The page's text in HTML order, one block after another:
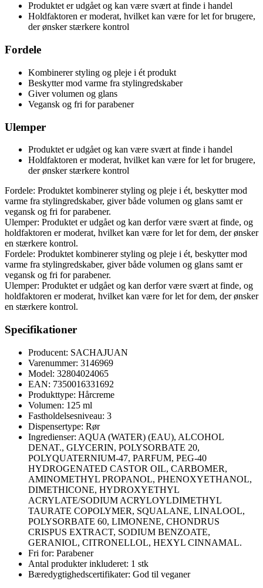
Produktet er udgået og kan være svært at finde i handel
Holdfaktoren er moderat, hvilket kan være for let for brugere,
der ønsker stærkere kontrol
Fordele
Kombinerer styling og pleje i ét produkt
Beskytter mod varme fra stylingredskaber
Giver volumen og glans
Vegansk og fri for parabener
Ulemper
Produktet er udgået og kan være svært at finde i handel
Holdfaktoren er moderat, hvilket kan være for let for brugere,
der ønsker stærkere kontrol
Fordele: Produktet kombinerer styling og pleje i ét, beskytter mod
varme fra stylingredskaber, giver både volumen og glans samt er
vegansk og fri for parabener.
Ulemper: Produktet er udgået og kan derfor være svært at finde, og
holdfaktoren er moderat, hvilket kan være for let for dem, der ønsker
en stærkere kontrol.
Fordele: Produktet kombinerer styling og pleje i ét, beskytter mod
varme fra stylingredskaber, giver både volumen og glans samt er
vegansk og fri for parabener.
Ulemper: Produktet er udgået og kan derfor være svært at finde, og
holdfaktoren er moderat, hvilket kan være for let for dem, der ønsker
en stærkere kontrol.
Specifikationer
Producent: SACHAJUAN
Varenummer: 3146969
Model: 32804024065
EAN: 7350016331692
Produkttype: Hårcreme
Volumen: 125 ml
Fastholdelsesniveau: 3
Dispensertype: Rør
Ingredienser: AQUA (WATER) (EAU), ALCOHOL
DENAT., GLYCERIN, POLYSORBATE 20,
POLYQUATERNIUM-47, PARFUM, PEG-40
HYDROGENATED CASTOR OIL, CARBOMER,
AMINOMETHYL PROPANOL, PHENOXYETHANOL,
DIMETHICONE, HYDROXYETHYL
ACRYLATE/SODIUM ACRYLOYLDIMETHYL
TAURATE COPOLYMER, SQUALANE, LINALOOL,
POLYSORBATE 60, LIMONENE, CHONDRUS
CRISPUS EXTRACT, SODIUM BENZOATE,
GERANIOL, CITRONELLOL, HEXYL CINNAMAL.
Fri for: Parabener
Antal produkter inkluderet: 1 stk
Bæredygtighedscertifikater: God til veganer